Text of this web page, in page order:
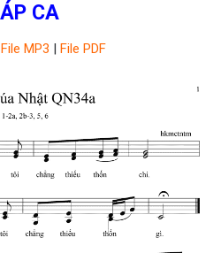
CA
File MP3 | File PDF